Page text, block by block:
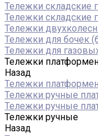
Тележки складские
Тележки складские
Тележки
Тележки для бочек
Тележки для
Тележки
Назад
Тележки
Тележки ручные
Тележки ручные
Тележки ручные
Назад